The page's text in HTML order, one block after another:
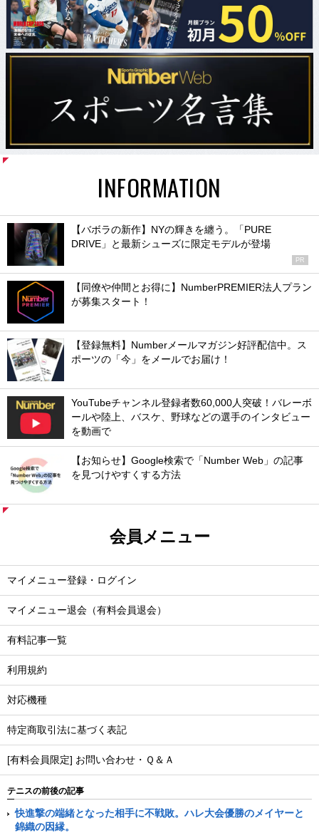
INFORMATION
【バボラの新作】NYの輝きを纏う。「PURE
DRIVE」と最新シューズに限定モデルが登場
PR
【同僚や仲間とお得に】NumberPREMIER法人プラン
が募集スタート！
【登録無料】Numberメールマガジン好評配信中。ス
ポーツの「今」をメールでお届け！
YouTubeチャンネル登録者数60,000人突破！バレーボ
ールや陸上、バスケ、野球などの選手のインタビュー
を動画で
【お知らせ】Google検索で「Number Web」の記事
を見つけやすくする方法
会員メニュー
マイメニュー登録・ログイン
マイメニュー退会（有料会員退会）
有料記事一覧
利用規約
対応機種
特定商取引法に基づく表記
[有料会員限定] お問い合わせ・Ｑ＆Ａ
テニスの前後の記事
快進撃の端緒となった相手に不戦敗。ハレ大会優勝のメイヤーと
錦織の因縁。